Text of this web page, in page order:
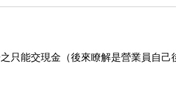
只能交現金（後來瞭解是營業員自己